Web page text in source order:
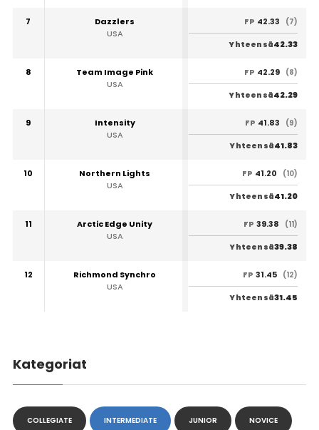
7
Dazzlers
USA
FP 42.33 (7)
Yhteensä42.33
8
Team Image Pink
USA
FP 42.29 (8)
Yhteensä42.29
9
Intensity
USA
FP 41.83 (9)
Yhteensä41.83
10
Northern Lights
USA
FP 41.20 (10)
Yhteensä41.20
11
Arctic Edge Unity
USA
FP 39.38 (11)
Yhteensä39.38
12
Richmond Synchro
USA
FP 31.45 (12)
Yhteensä31.45
Kategoriat
COLLEGIATE INTERMEDIATE JUNIOR NOVICE